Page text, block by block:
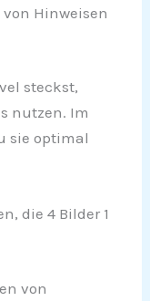
Hinweisen
steckst,
nutzen. Im
sie optimal
die 4 Bilder 1
von